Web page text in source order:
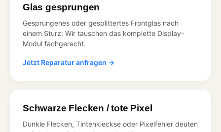
Glas gesprungen
Gesprungenes oder gesplittertes Frontglas nach
einem Sturz: Wir tauschen das komplette Display-
Modul fachgerecht.
Jetzt Reparatur anfragen →
Schwarze Flecken / tote Pixel
Dunkle Flecken, Tintenkleckse oder Pixelfehler deuten